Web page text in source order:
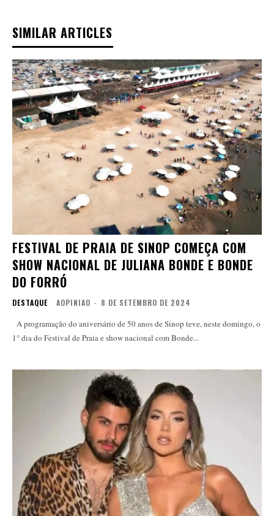
SIMILAR ARTICLES
FESTIVAL DE PRAIA DE SINOP COMEÇA COM
SHOW NACIONAL DE JULIANA BONDE E BONDE
DO FORRÓ
DESTAQUE AOPINIAO - 8 DE SETEMBRO DE 2024
1° dia do Festival de Praia e show nacional com Bonde...